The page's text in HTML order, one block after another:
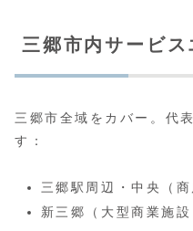
三郷市内サービス
三郷市全域をカバー。代
す：
三郷駅周辺・中央（
新三郷（大型商業施